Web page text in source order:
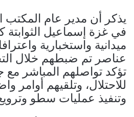
يذكر أن مدير عام المكتب
في غزة إسماعيل
ميدانية واستخبارية
عناصر تم ضبطهم خلال
تؤكد تواصلهم المباشر مع
للاحتلال، وتلقيهم أوامر
وتنفيذ عمليات سطو